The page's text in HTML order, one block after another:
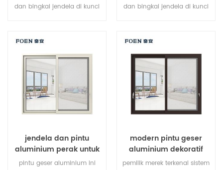
dan bingkai jendela di kunci
anti-pencurian sangat baik.
berbagai jenis pintu untuk
kebutuhan arsitektur
dan bingkai jendela di kunci
anti-pencurian sangat baik.
jenis pintu bervariasi untuk
arsitektur yang berbeda
jendela dan pintu
aluminium perak untuk
rumah
pintu geser aluminium ini
modern pintu geser
aluminium dekoratif
luar ruangan
pemilik merek terkenal sistem